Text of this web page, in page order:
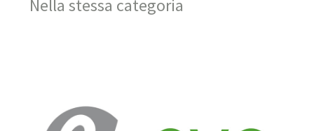
Nella stessa categoria